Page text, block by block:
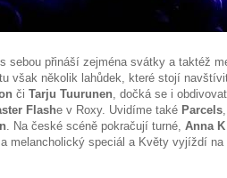
sebou přináší zejména svátky a taktéž
však několik lahůdek, které stojí
či Tarju Tuurunen, dočká se i
Flashe v Roxy. Uvidíme také Parcels,
. Na české scéně pokračují turné, Anna K
melancholický speciál a Květy vyjíždí na